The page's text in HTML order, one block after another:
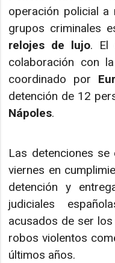
operación policial a
grupos criminales
relojes de lujo. El
colaboración con
coordinado por
detención de 12
Nápoles.
Las detenciones se
viernes en
detención y
judiciales
acusados de ser
robos violentos
últimos años.